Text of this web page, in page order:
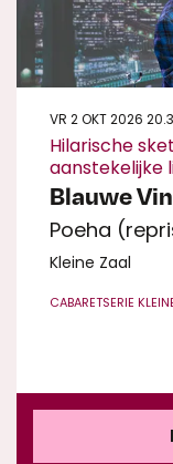
Blauwe
Poeha
Hilarische
aanstekelijke
VR 2 OKT 2026
Kleine Zaal
CABARETSERIE